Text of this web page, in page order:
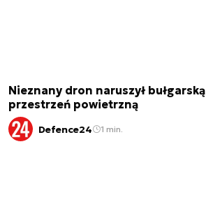
Nieznany dron naruszył bułgarską
przestrzeń powietrzną
Defence24 1 min.